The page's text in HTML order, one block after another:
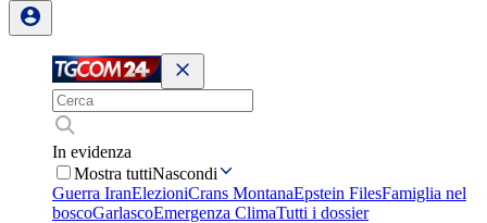
In evidenza
Mostra tuttiNascondi
Guerra IranElezioniCrans MontanaEpstein FilesFamiglia nel
boscoGarlascoEmergenza ClimaTutti i dossier